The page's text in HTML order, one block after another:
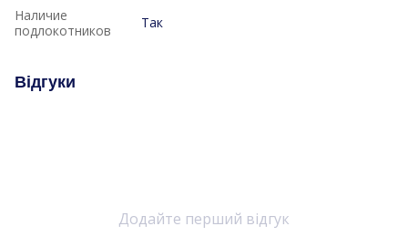
Наличие
подлокотников
Так
Відгуки
Додайте перший відгук